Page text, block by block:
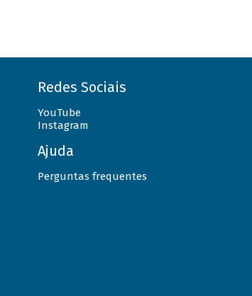
Redes Sociais
YouTube
Instagram
Ajuda
Perguntas frequentes